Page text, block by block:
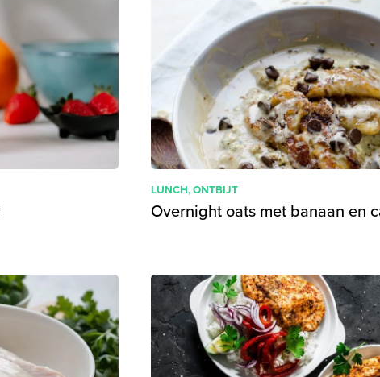
LUNCH,ONTBIJT
Overnight oats met banaan en